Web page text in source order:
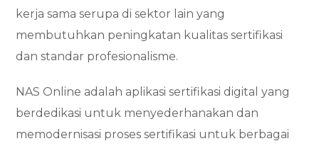
kerja sama serupa di sektor lain yang
membutuhkan peningkatan kualitas sertifikasi
dan standar profesionalisme.
NAS Online adalah aplikasi sertifikasi digital yang
berdedikasi untuk menyederhanakan dan
memodernisasi proses sertifikasi untuk berbagai